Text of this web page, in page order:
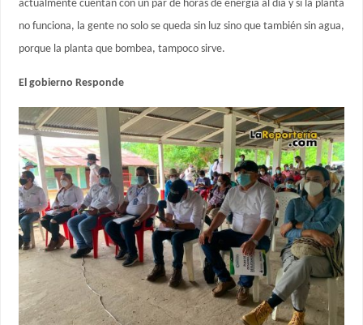
actualmente cuentan con un par de horas de energía al día y si la planta
no funciona, la gente no solo se queda sin luz sino que también sin agua,
porque la planta que bombea, tampoco sirve.
El gobierno Responde